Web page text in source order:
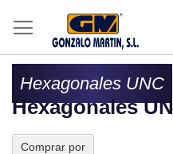
Hexagonales UNC
Hexagonales
Comprar por